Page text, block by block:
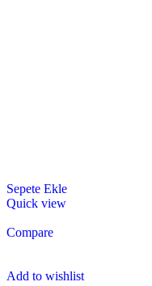
Sepete Ekle
Quick view
Compare
Add to wishlist